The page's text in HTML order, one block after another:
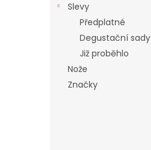
Slevy
Předplatné
Degustační sady
Již proběhlo
Nože
Značky